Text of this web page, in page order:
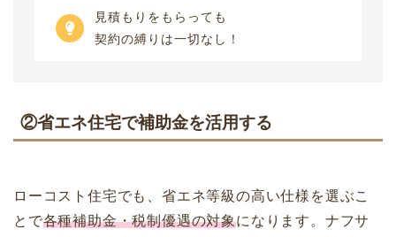
見積もりをもらっても
契約の縛りは一切なし！
②省エネ住宅で補助金を活用する
ローコスト住宅でも、省エネ等級の高い仕様を選ぶこ
とで各種補助金・税制優遇の対象になります。ナフサ